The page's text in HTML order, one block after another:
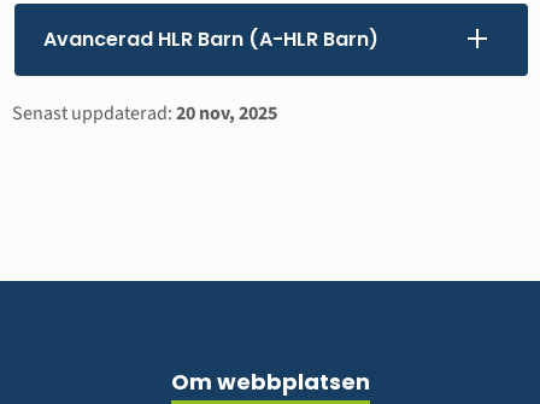
Avancerad HLR Barn (A-HLR Barn)
Sidinformation
Senast uppdaterad:20 nov, 2025
Om webbplatsen